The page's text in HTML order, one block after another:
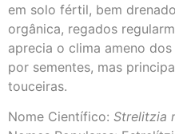
em solo fértil, bem
orgânica, regados
aprecia o clima ameno
por sementes, mas
touceiras.
Nome Científico: Strelitzia